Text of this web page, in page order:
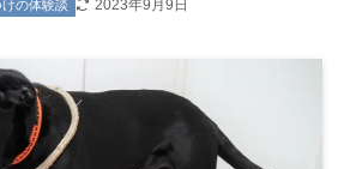
の体験談 2023年9月9日